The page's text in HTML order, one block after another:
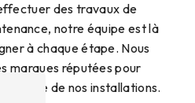
des travaux de
notre équipe est là
à chaque étape. Nous
marques réputées pour
fiabilité de nos installations.